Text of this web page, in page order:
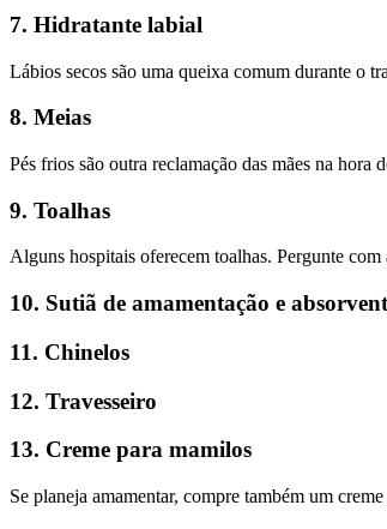
7. Hidratante labial
Lábios secos são uma queixa comum durante o
8. Meias
Pés frios são outra reclamação das mães na
9. Toalhas
Alguns hospitais oferecem toalhas. Pergunte com
10. Sutiã de amamentação e
11. Chinelos
12. Travesseiro
13. Creme para mamilos
Se planeja amamentar, compre também um